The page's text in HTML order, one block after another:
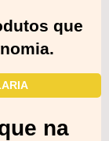
que
na